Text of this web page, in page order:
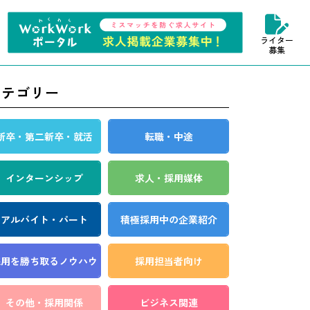
ライター
募集
ゴリー
卒・第二新卒・就活 転職・中途
インターンシップ 求人・採用媒体
アルバイト・パート 積極採用中の企業紹介
を勝ち取る ノウハウ 採用担当者向け
その他・採用関係 ビジネス関連